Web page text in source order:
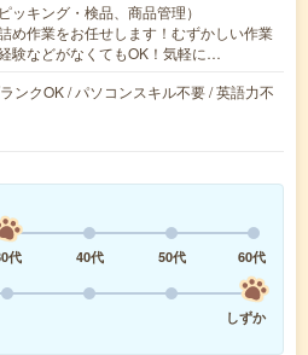
ッキング・検品、商品管理）
め作業をお任せします！むずかしい作業
験などがなくてもOK！気軽に…
ンクOK / パソコンスキル不要 / 英語力不
代 40代 50代
60代
しずか